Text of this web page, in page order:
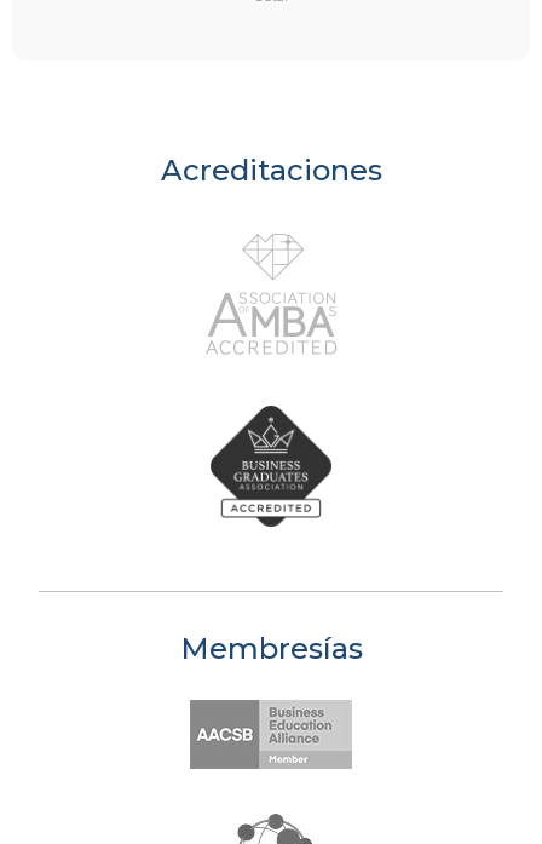
Acreditaciones
Membresías